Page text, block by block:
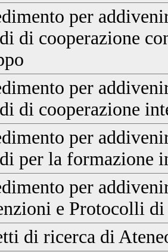
per
di cooperazione
per
di cooperazione
per
per la formazione
per
e Protocolli
di ricerca di